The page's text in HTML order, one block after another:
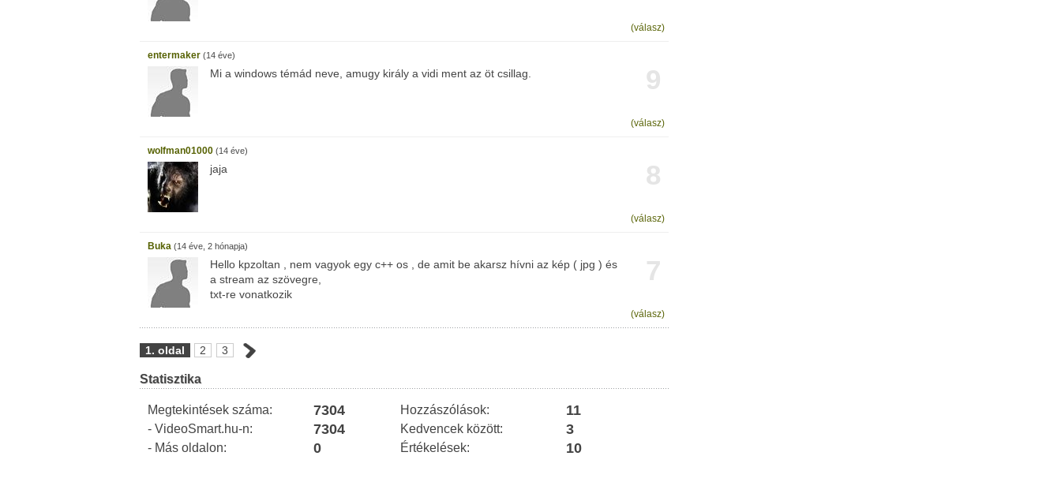
(válasz)
entermaker (14 éve)
9
Mi a windows témád neve, amugy király a vidi ment az öt csillag.
(válasz)
wolfman01000 (14 éve)
8
jaja
(válasz)
Buka (14 éve, 2 hónapja)
7
Hello kpzoltan , nem vagyok egy c++ os , de amit be akarsz hívni az kép ( jpg ) és
a stream az szövegre,
txt-re vonatkozik
(válasz)
1. oldal 2 3
Statisztika
Megtekintések száma: 7304 Hozzászólások: 11
- VideoSmart.hu-n: 7304 Kedvencek között: 3
- Más oldalon: 0 Értékelések: 10